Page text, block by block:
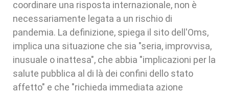
coordinare una risposta internazionale, non è
necessariamente legata a un rischio di
pandemia. La definizione, spiega il sito dell'Oms,
implica una situazione che sia "seria, improvvisa,
inusuale o inattesa", che abbia "implicazioni per la
salute pubblica al di là dei confini dello stato
affetto" e che "richieda immediata azione